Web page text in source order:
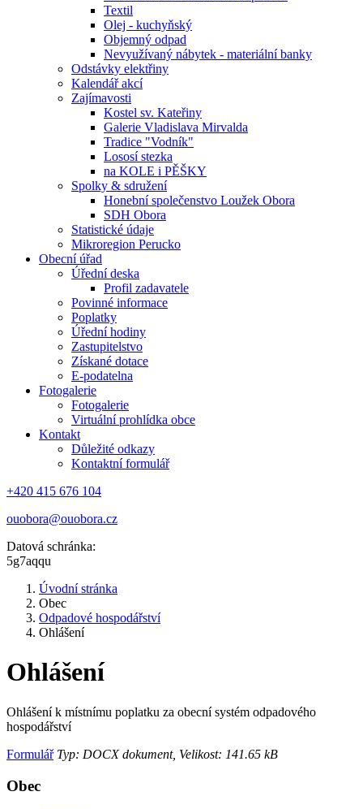
Textil
Olej - kuchyňský
Objemný odpad
Nevyužívaný nábytek - materiální banky
Odstávky elektřiny
Kalendář akcí
Zajímavosti
Kostel sv. Kateřiny
Galerie Vladislava Mirvalda
Tradice "Vodník"
Lososí stezka
na KOLE i PĚŠKY
Spolky & sdružení
Honební společenstvo Loužek Obora
SDH Obora
Statistické údaje
Mikroregion Perucko
Obecní úřad
Úřední deska
Profil zadavatele
Povinné informace
Poplatky
Úřední hodiny
Zastupitelstvo
Získané dotace
E-podatelna
Fotogalerie
Fotogalerie
Virtuální prohlídka obce
Kontakt
Důležité odkazy
Kontaktní formulář
+420 415 676 104
ouobora@ouobora.cz
Datová schránka:
5g7aqqu
Úvodní stránka
Obec
Odpadové hospodářství
Ohlášení
Ohlášení
Ohlášení k místnímu poplatku za obecní systém odpadového
hospodářství
FormulářTyp: DOCX dokument, Velikost: 141.65 kB
Obec